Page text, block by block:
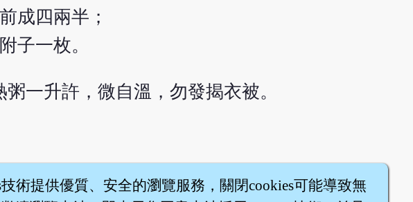
成四兩半；
子一枚。
一升許，微自溫，勿發揭衣被。
術提供優質、安全的瀏覽服務，關閉cookies可能導致無